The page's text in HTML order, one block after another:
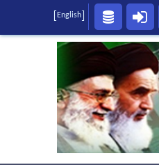
[English]